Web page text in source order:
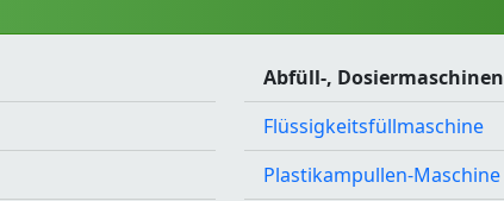
Abfüll-, Dosiermaschinen
Flüssigkeitsfüllmaschine
Plastikampullen-Maschine